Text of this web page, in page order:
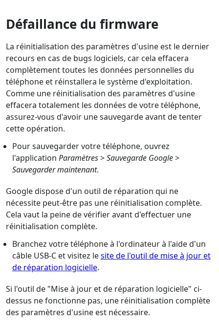
Défaillance du firmware
La réinitialisation des paramètres d'usine est le dernier
recours en cas de bugs logiciels, car cela effacera
complètement toutes les données personnelles du
téléphone et réinstallera le système d'exploitation.
Comme une réinitialisation des paramètres d'usine
effacera totalement les données de votre téléphone,
assurez-vous d'avoir une sauvegarde avant de tenter
cette opération.
Pour sauvegarder votre téléphone, ouvrez
l'application Paramètres>Sauvegarde Google>
Sauvegarder maintenant.
Google dispose d'un outil de réparation qui ne
nécessite peut-être pas une réinitialisation complète.
Cela vaut la peine de vérifier avant d'effectuer une
réinitialisation complète.
Branchez votre téléphone à l'ordinateur à l'aide d'un
câble USB-C et visitez lesite de l'outil de mise à jour et
de réparation logicielle.
Si l'outil de "Mise à jour et de réparation logicielle" ci-
dessus ne fonctionne pas, une réinitialisation complète
des paramètres d'usine est nécessaire.